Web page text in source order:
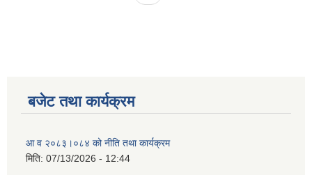
बजेट तथा कार्यक्रम
आ व २०८३।०८४ को नीति तथा कार्यक्रम
मिति: 07/13/2026 - 12:44